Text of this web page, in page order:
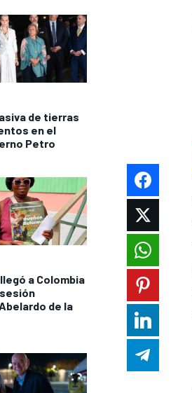
de tierras
en el
Petro
a Colombia
de la